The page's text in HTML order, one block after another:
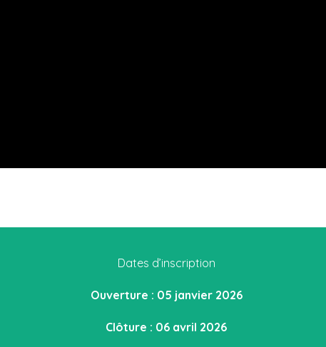
Dates d’inscription
Ouverture : 05 janvier 2026
Clôture : 06 avril 2026